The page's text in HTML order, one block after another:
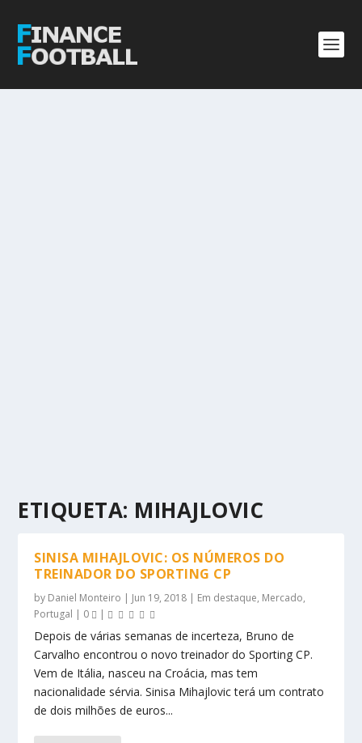
ETIQUETA: MIHAJLOVIC
SINISA MIHAJLOVIC: OS NÚMEROS DO
TREINADOR DO SPORTING CP
by Daniel Monteiro | Jun 19, 2018 | Em destaque, Mercado,
Portugal | 0 |
Depois de várias semanas de incerteza, Bruno de
Carvalho encontrou o novo treinador do Sporting CP.
Vem de Itália, nasceu na Croácia, mas tem
nacionalidade sérvia. Sinisa Mihajlovic terá um contrato
de dois milhões de euros...